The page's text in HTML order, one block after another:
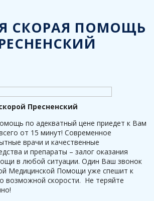
СКОРАЯ ПОМОЩЬ
Пресненский
по адекватный цене приедет к Вам
от 15 минут! Современное
врачи и качественные
и препараты – залог оказания
в любой ситуации. Один Ваш звонок
Медицинской Помощи уже спешит к
возможной скорости. Не теряйте